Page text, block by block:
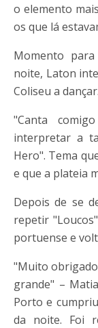
o elemento
os que lá
Momento
noite, Laton
Coliseu a dançar.
"Canta
interpretar a
Hero". Tema
e que a plateia
Depois de se
repetir
portuense e
"Muito
grande" –
Porto e
da noite. Foi